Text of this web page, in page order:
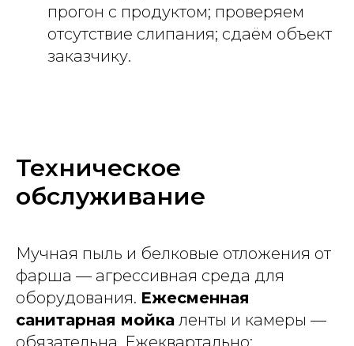
прогон с продуктом; проверяем
отсутствие слипания; сдаём объект
заказчику.
Техническое
обслуживание
Мучная пыль и белковые отложения от
фарша — агрессивная среда для
оборудования. Ежесменная
санитарная мойка ленты и камеры —
обязательна. Ежеквартально: